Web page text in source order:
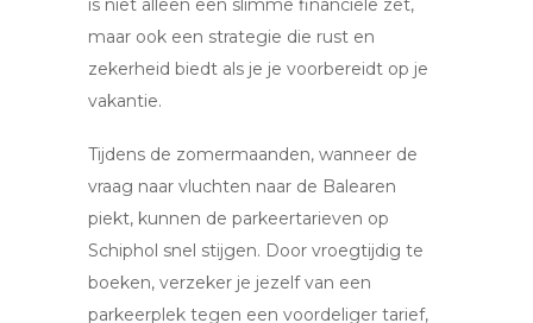
is niet alleen een slimme financiële zet,
maar ook een strategie die rust en
zekerheid biedt als je je voorbereidt op je
vakantie.
Tijdens de zomermaanden, wanneer de
vraag naar vluchten naar de Balearen
piekt, kunnen de parkeertarieven op
Schiphol snel stijgen. Door vroegtijdig te
boeken, verzeker je jezelf van een
parkeerplek tegen een voordeliger tarief,